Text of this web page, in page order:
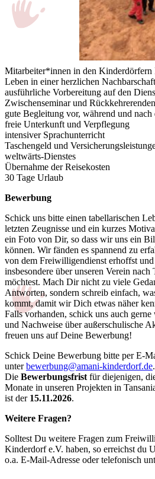
Mitarbeiter*innen in den
Leben in einer herzlichen
ausführliche Vorbereitung auf den
Zwischenseminar und
gute Begleitung vor, während und nach
freie Unterkunft und Verpflegung
intensiver Sprachunterricht
Taschengeld und
weltwärts-Dienstes
Übernahme der Reisekosten
30 Tage Urlaub
Bewerbung
Schick uns bitte einen tabellarischen
letzten Zeugnisse und ein kurzes
ein Foto von Dir, so dass wir uns ein
können. Wir fänden es spannend zu
von dem Freiwilligendienst erhoffst
insbesondere über unseren Verein nach
möchtest. Mach Dir nicht zu viele
Antworten, sondern schreib einfach,
kommt, damit wir Dich etwas näher
Falls vorhanden, schick uns auch gerne
und Nachweise über außerschulische
freuen uns auf Deine Bewerbung!
Schick Deine Bewerbung bitte per E-
unterbewerbung@amani-kinderdorf.de.
Die Bewerbungsfrist für diejenigen,
Monate in unseren Projekten in
ist der 15.11.2026.
Weitere Fragen?
Solltest Du weitere Fragen zum
Kinderdorf e.V. haben, so erreichst du
o.a. E-Mail-Adresse oder telefonisch